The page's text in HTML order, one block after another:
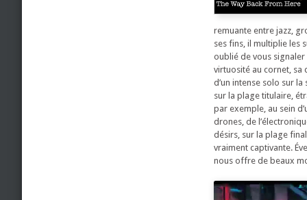
remuante entre jazz,
ses fins, il multiplie les
oublié de vous signaler
virtuosité au cornet, sa
d’un intense solo sur
sur la plage titulaire,
par exemple, au sein
drones, de
désirs, sur la plage
vraiment captivante.
nous offre de beaux